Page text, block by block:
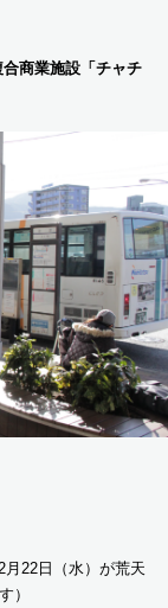
商業施設「チャチ
22日（水）が荒天
）